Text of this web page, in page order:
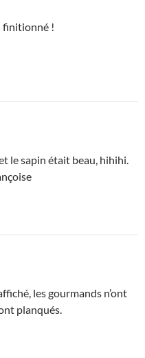
finitionné !
le sapin était beau, hihihi.
les gourmands n’ont
planqués.